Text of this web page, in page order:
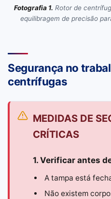
Fotografia 1. Rotor de
equilibragem de precisão
Segurança no
centrífugas
MEDIDAS DE
CRÍTICAS
1. Verificar antes
A tampa está
Não existem